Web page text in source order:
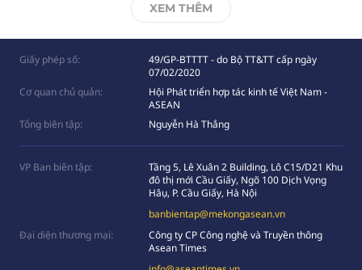
XEM THÊM
Giấy phép số:
49/GP-BTTTT - do Bộ TT&TT cấp ngày
07/02/2020
Cơ quan chủ quản:
Hội Phát triển hợp tác kinh tế Việt Nam -
ASEAN
Tổng biên tập:
Nguyễn Hà Thắng
VP Ban biên tập:
Tầng 5, Lê Xuân 2 Building, Lô C15/D21 Khu
đô thị mới Cầu Giấy, Ngõ 100 Dịch Vọng
Hâụ, P. Cầu Giấy, Hà Nội
banbientap@mekongasean.vn
Đại diện thương mại:
Công ty CP Công nghệ và Truyền thông
Asean Times